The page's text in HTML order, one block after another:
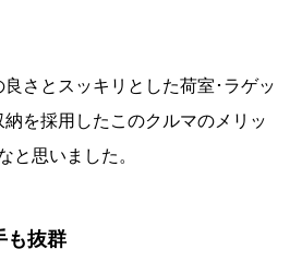
さとスッキリとした荷室･ラゲッ
を採用したこのクルマのメリッ
と思いました。
も抜群